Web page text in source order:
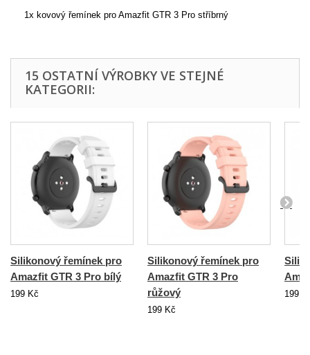
1x kovový řemínek pro Amazfit GTR 3 Pro stříbrný
15 OSTATNÍ VÝROBKY VE STEJNÉ
KATEGORII:
Silikonový řemínek pro
Amazfit GTR 3 Pro bílý
199 Kč
Silikonový řemínek pro
Amazfit GTR 3 Pro
růžový
199 Kč
199